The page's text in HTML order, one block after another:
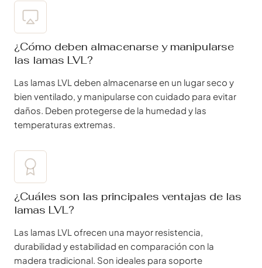
¿Cómo deben almacenarse y manipularse
las lamas LVL?
Las lamas LVL deben almacenarse en un lugar seco y
bien ventilado, y manipularse con cuidado para evitar
daños. Deben protegerse de la humedad y las
temperaturas extremas.
¿Cuáles son las principales ventajas de las
lamas LVL?
Las lamas LVL ofrecen una mayor resistencia,
durabilidad y estabilidad en comparación con la
madera tradicional. Son ideales para soporte